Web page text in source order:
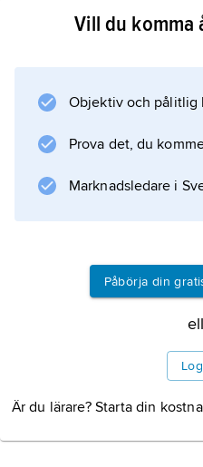
Information om
Vill du komma
Objektiv och pålitlig
Prova det, du
Marknadsledare i
Påbörja din
Är du lärare? Starta din